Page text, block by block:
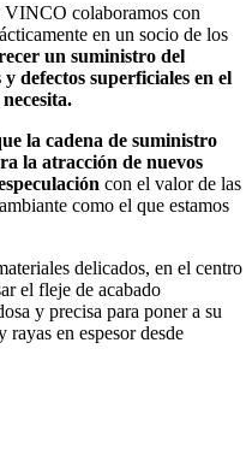
VINCO colaboramos con
en un socio de los
un suministro del
defectos superficiales en el
la cadena de suministro
la atracción de nuevos
con el valor de las
como el que estamos
delicados, en el centro
el fleje de acabado
y precisa para poner a su
en espesor desde